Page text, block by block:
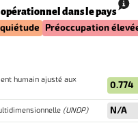
dans le pays
Préoccupation
humain ajusté aux
0.774
(UNDP) N/A